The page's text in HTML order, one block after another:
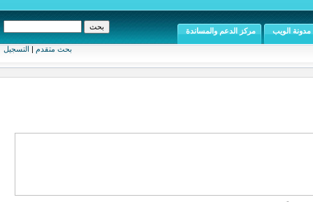
بحث متقدم | التسجيل
مدونة الويب مركز الدعم والمساندة